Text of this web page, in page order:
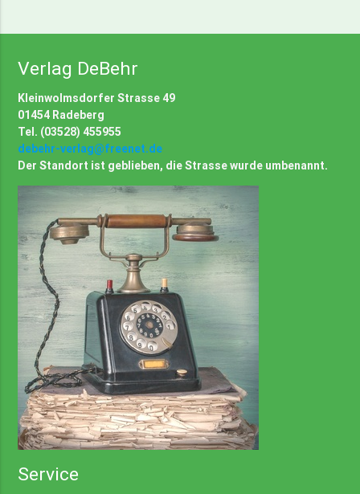
Verlag DeBehr
Kleinwolmsdorfer Strasse 49
01454 Radeberg
Tel. (03528) 455955
debehr-verlag@freenet.de
Der Standort ist geblieben, die Strasse wurde umbenannt.
Service